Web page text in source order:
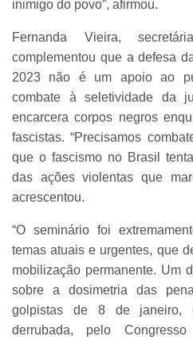
inimigo do povo”, afirmou.
Fernanda Vieira,
complementou que a defesa
2023 não é um apoio ao
combate à seletividade da
encarcera corpos negros
fascistas. “Precisamos
que o fascismo no Brasil
das ações violentas que
acrescentou.
“O seminário foi
temas atuais e urgentes, que
mobilização permanente. Um
sobre a dosimetria das
golpistas de 8 de janeiro,
derrubada, pelo